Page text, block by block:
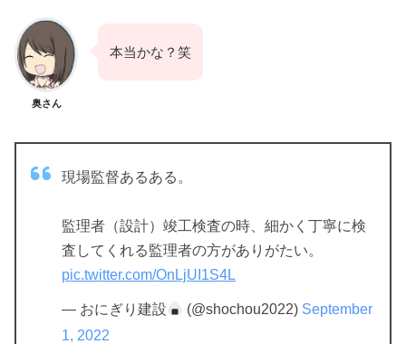
奥さん
本当かな？笑
現場監督あるある。
監理者（設計）竣工検査の時、細かく丁寧に検
査してくれる監理者の方がありがたい。
pic.twitter.com/OnLjUI1S4L
— おにぎり建設 (@shochou2022) September
1, 2022